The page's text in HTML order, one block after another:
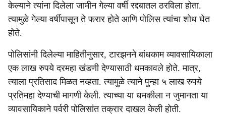
केल्याने त्यांना दिलेला जामीन गेल्या वर्षी रद्दबातल ठरविला होता.
त्यामुळे गेल्या वर्षीपासून ते फरार होते आणि पोलिस त्यांचा शोध घेत
होते.
पोलिसांनी दिलेल्या माहितीनुसार, टारझनने बांधकाम व्यावसायिकाला
एक लाख रुपये दरमहा खंडणी देण्यासाठी धमकावले होते. मात्र,
त्याला प्रतिसाद मिळत नव्हता. त्यामुळे त्याने पुन्हा ५ लाख रुपये
प्रतिमहा देण्याची मागणी केली. त्याच्या या धमकीला न जुमानता या
व्यावसायिकाने पर्वरी पोलिसांत तक्रार दाखल केली होती.